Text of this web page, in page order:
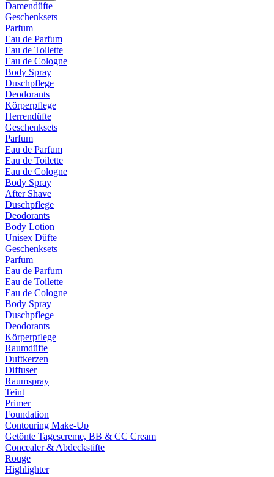
Damendüfte
Geschenksets
Parfum
Eau de Parfum
Eau de Toilette
Eau de Cologne
Body Spray
Duschpflege
Deodorants
Körperpflege
Herrendüfte
Geschenksets
Parfum
Eau de Parfum
Eau de Toilette
Eau de Cologne
Body Spray
After Shave
Duschpflege
Deodorants
Body Lotion
Unisex Düfte
Geschenksets
Parfum
Eau de Parfum
Eau de Toilette
Eau de Cologne
Body Spray
Duschpflege
Deodorants
Körperpflege
Raumdüfte
Duftkerzen
Diffuser
Raumspray
Teint
Primer
Foundation
Contouring Make-Up
Getönte Tagescreme, BB & CC Cream
Concealer & Abdeckstifte
Rouge
Highlighter